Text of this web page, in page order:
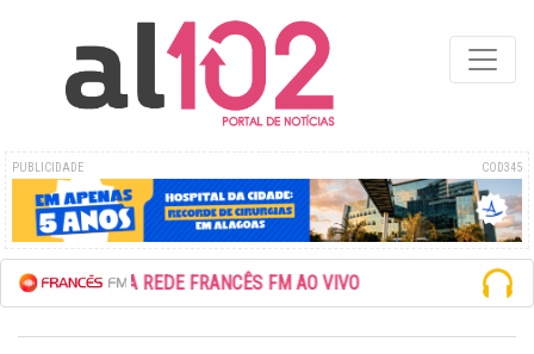
PUBLICIDADE COD345
ESCUTE A REDE FRANCÊS FM AO VIVO